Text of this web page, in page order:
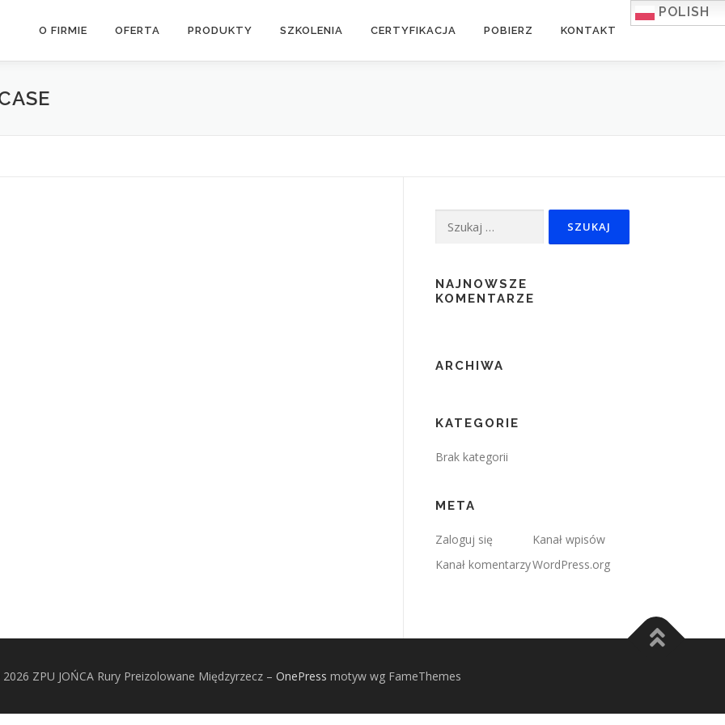
O FIRMIE OFERTA PRODUKTY SZKOLENIA CERTYFIKACJA POBIERZ KONTAKT
POLISH
NAJNOWSZE
KOMENTARZE
ARCHIWA
KATEGORIE
Brak kategorii
META
Zaloguj się
Kanał wpisów
Kanał komentarzyWordPress.org
ZPU JOŃCA Rury Preizolowane Międzyrzecz – OnePress motyw wg FameThemes